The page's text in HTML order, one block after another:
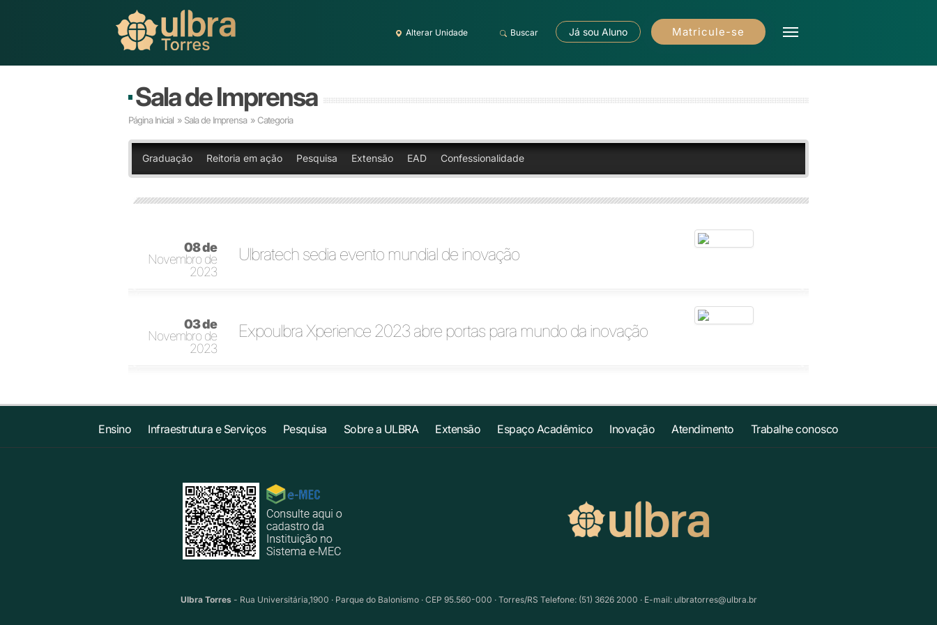
Alterar Unidade Buscar Já sou Aluno Matricule-se
Sala de Imprensa
Página Inicial » Sala de Imprensa » Categoria
Graduação Reitoria em ação Pesquisa Extensão EAD Confessionalidade
08 de
Novembro de
2023
Ulbratech sedia evento mundial de inovação
03 de
Novembro de
2023
Expoulbra Xperience 2023 abre portas para mundo da inovação
Ensino Infraestrutura e Serviços Pesquisa Sobre a ULBRA Extensão Espaço Acadêmico Inovação Atendimento Trabalhe conosco
Ulbra Torres- Rua Universitária,1900 · Parque do Balonismo · CEP 95.560-000 · Torres/RS Telefone: (51) 3626 2000 · E-mail: ulbratorres@ulbra.br